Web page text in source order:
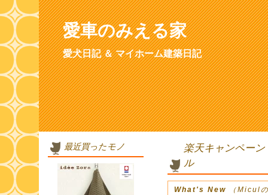
愛車のみえる家
愛犬日記 ＆ マイホーム建築日記
楽天キャンペー
ル
What's New （Micul
最近買ったモノ